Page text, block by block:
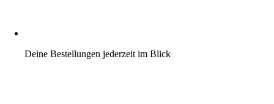
Deine Bestellungen jederzeit im Blick